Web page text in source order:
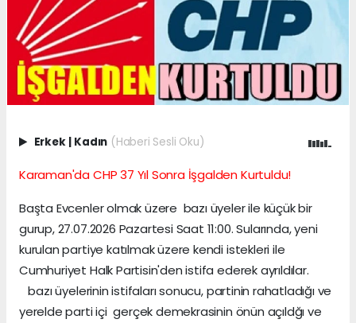
Erkek Kadın (Haberi Sesli Oku)
Karaman'da CHP 37 Yıl Sonra İşgalden Kurtuldu!
Başta Evcenler olmak üzere bazı üyeler ile küçük bir
gurup, 27.07.2026 Pazartesi Saat 11:00. Sularında, yeni
kurulan partiye katılmak üzere kendi istekleri ile
Cumhuriyet Halk Partisin'den istifa ederek ayrıldılar.
bazı üyelerinin istifaları sonucu, partinin rahatladığı ve
yerelde parti içi gerçek demekrasinin önün açıldğı ve